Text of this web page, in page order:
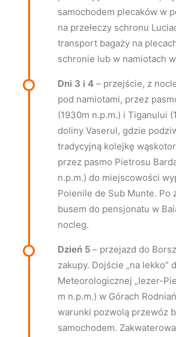
samochodem plecaków w
na przełeczy schronu
transport bagaży na
schronie lub w namiotach
Dni 3 i 4 – przejście, z
pod namiotami, przez
(1930m n.p.m.) i Tiganului
doliny Vaserul, gdzie
tradycyjną kolejkę
przez pasmo Pietrosu
n.p.m.) do miejscowości
Poienile de Sub Munte. Po
busem do pensjonatu w
nocleg.
Dzień 5 – przejazd do
zakupy. Dojście „na lekko”
Meteorologicznej „Iezer-
m n.p.m.) w Górach
warunki pozwolą przewóz
samochodem.